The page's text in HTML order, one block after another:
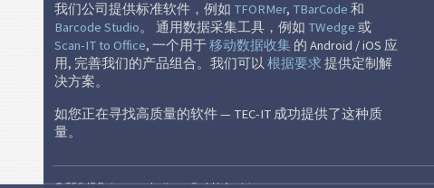
我们公司提供标准软件，例如 TFORMer, TBarCode 和
Barcode Studio。 通用数据采集工具，例如 TWedge 或
Scan-IT to Office, 一个用于移动数据收集 的 Android / iOS 应
用, 完善我们的产品组合。我们可以 根据要求 提供定制解
决方案。
如您正在寻找高质量的软件 — TEC-IT 成功提供了这种质
量。